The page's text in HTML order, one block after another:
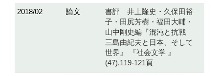
2018/02 論文
書評 井上隆史・久保田裕
子・田尻芳樹・福田大輔・
山中剛史編『混沌と抗戦
三島由紀夫と日本、そして
世界』 『社会文学 』
(47),119-121頁